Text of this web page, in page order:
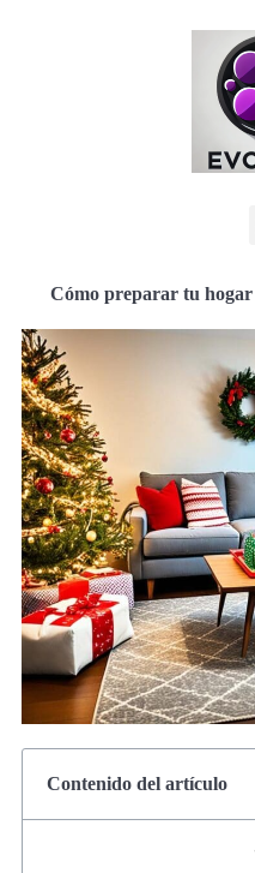
Cómo preparar tu hogar
Contenido del artículo